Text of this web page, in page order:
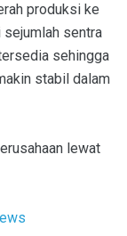
produksi ke
sentra
sehingga
stabil dalam
lewat